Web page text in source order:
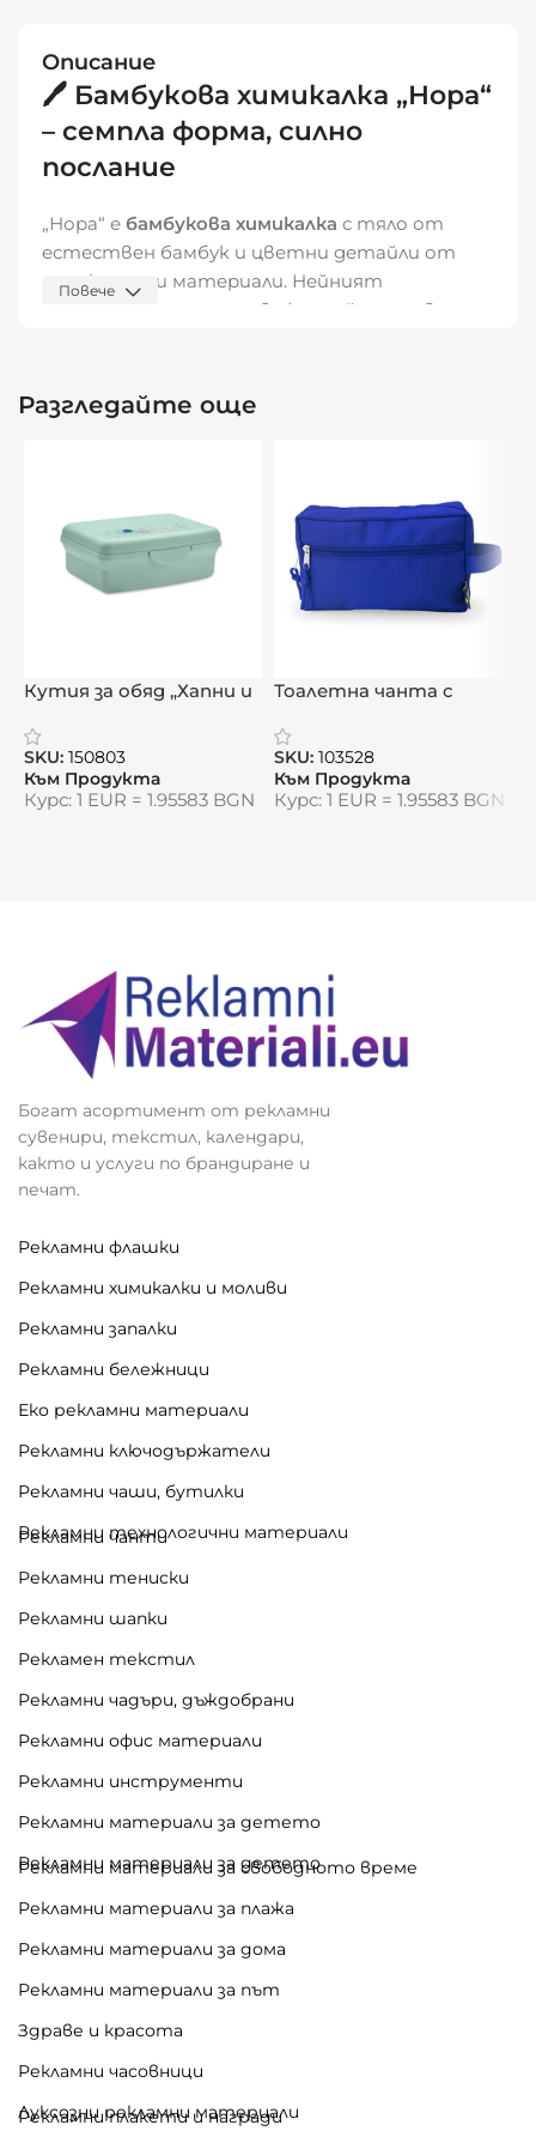
Описание
🖊️ Бамбукова химикалка „Нора“
– семпла форма, силно
послание
„Нора“ е бамбукова химикалка с тяло от
естествен бамбук и цветни детайли от
рециклирани материали. Нейният
минималистичен, но свеж дизайн я прави
послание.
ирекламни
кампании, ориентирани към устойчивото
бъдеще.
Повече
Разгледайте още
Кутия за обяд „Хапни и
SKU: 150803
Към Продукта
Курс: 1 EUR = 1.95583 BGN
Тоалетна чанта с
„ЕкоДуо“
SKU: 103528
Към Продукта
Курс: 1 EUR = 1.95583 BGN
Богат асортимент от рекламни
сувенири, текстил, календари,
както и услуги по брандиране и
печат.
Рекламни флашки
Рекламни химикалки и моливи
Рекламни запалки
Рекламни бележници
Еко рекламни материали
Рекламни ключодържатели
Рекламни чаши, бутилки
Рекламни технологични материали
Рекламни чанти
Рекламни тениски
Рекламни шапки
Рекламен текстил
Рекламни чадъри, дъждобрани
Рекламни офис материали
Рекламни инструменти
Рекламни материали за детето
Рекламни материали за детето
Рекламни материали за свободното време
Рекламни материали за плажа
Рекламни материали за дома
Рекламни материали за път
Здраве и красота
Рекламни часовници
Луксозни рекламни материали
Рекламни плакети и награди